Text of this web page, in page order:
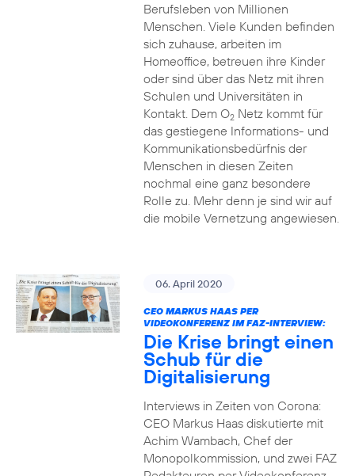
Berufsleben von Millionen
Menschen. Viele Kunden befinden
sich zuhause, arbeiten im
Homeoffice, betreuen ihre Kinder
oder sind über das Netz mit ihren
Schulen und Universitäten in
Kontakt. Dem O2Netz kommt für
das gestiegene Informations- und
Kommuni­ka­tions­bedürfnis­ der
Menschen in diesen Zeiten
nochmal eine ganz besondere
Rolle zu. Mehr denn je sind wir auf
die mobile Vernetzung angewiesen.
06. April 2020
CEO MARKUS HAAS PER
VIDEOKONFERENZ IM FAZ-INTERVIEW:
Die Krise bringt einen
Schub für die
Digitalisierung
Interviews in Zeiten von Corona:
CEO Markus Haas diskutierte mit
Achim Wambach, Chef der
Monopolkommission, und zwei FAZ